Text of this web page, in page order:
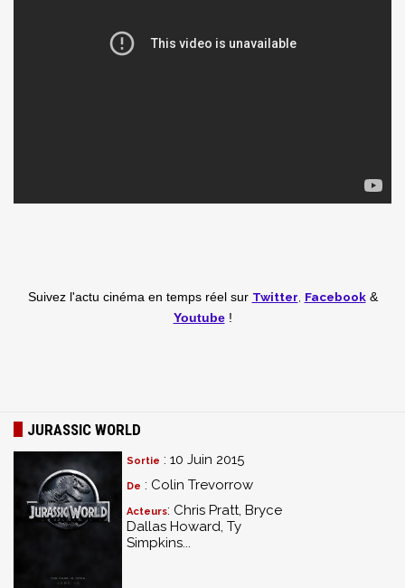
Suivez l'actu cinéma en temps réel sur Twitter Facebook&
Youtube!
JURASSIC WORLD
Sortie : 10 Juin 2015
De : Colin Trevorrow
Acteurs: Chris Pratt, Bryce
Dallas Howard, Ty
Simpkins...